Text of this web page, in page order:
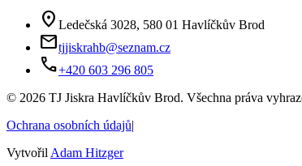
location_on Ledečská 3028, 580 01 Havlíčkův Brod
mailtjjiskrahb@seznam.cz
phone+420 603 296 805
© 2026 TJ Jiskra Havlíčkův Brod. Všechna práva
Ochrana osobních údajů|
Vytvořil Adam Hitzger